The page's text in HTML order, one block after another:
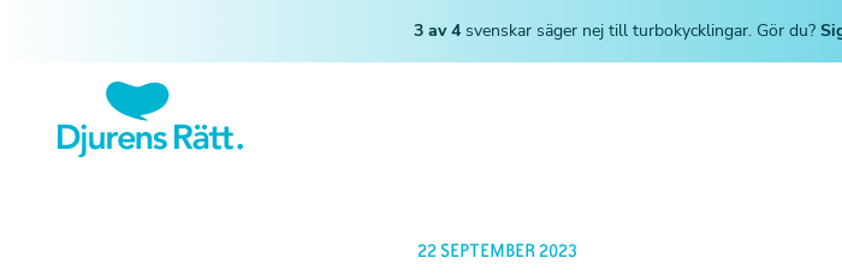
3 av 4 svenskar säger nej till turbokycklingar. Gör du?
22 SEPTEMBER 2023